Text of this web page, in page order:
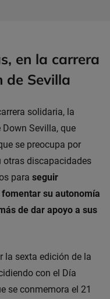
en la carrera
de Sevilla
solidaria, la
Sevilla, que
se preocupa por
otras discapacidades
para seguir
su autonomía
de dar apoyo a sus
la sexta edición de la
con el Día
se conmemora el 21